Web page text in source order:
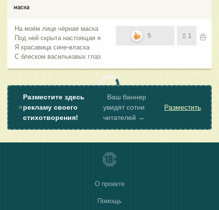
маска
На моём лице чёрная маска
Под ней скрыта настоящая я
Я красавица сине-власка
С блеском васильковых глаз
5 1
⭐
Разместите здесь
рекламу своего
стихотворения!
Ваш баннер
увидят сотни
читателей →
Разместить
О проекте
Помощь